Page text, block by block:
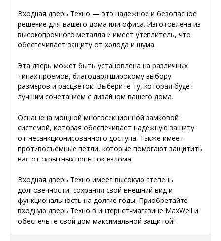
Входная дверь Техно — это надежное и безопасное
решение для вашего дома или офиса. Изготовлена из
высокопрочного металла и имеет утеплитель, что
обеспечивает защиту от холода и шума.
Эта дверь может быть установлена на различных
типах проемов, благодаря широкому выбору
размеров и расцветок. Выберите ту, которая будет
лучшим сочетанием с дизайном вашего дома.
Оснащена мощной многосекционной замковой
системой, которая обеспечивает надежную защиту
от несанкционированного доступа. Также имеет
противосъемные петли, которые помогают защитить
вас от скрытных попыток взлома.
Входная дверь Техно имеет высокую степень
долговечности, сохраняя свой внешний вид и
функциональность на долгие годы. Приобретайте
входную дверь Техно в интернет-магазине MaxWell и
обеспечьте свой дом максимальной защитой!